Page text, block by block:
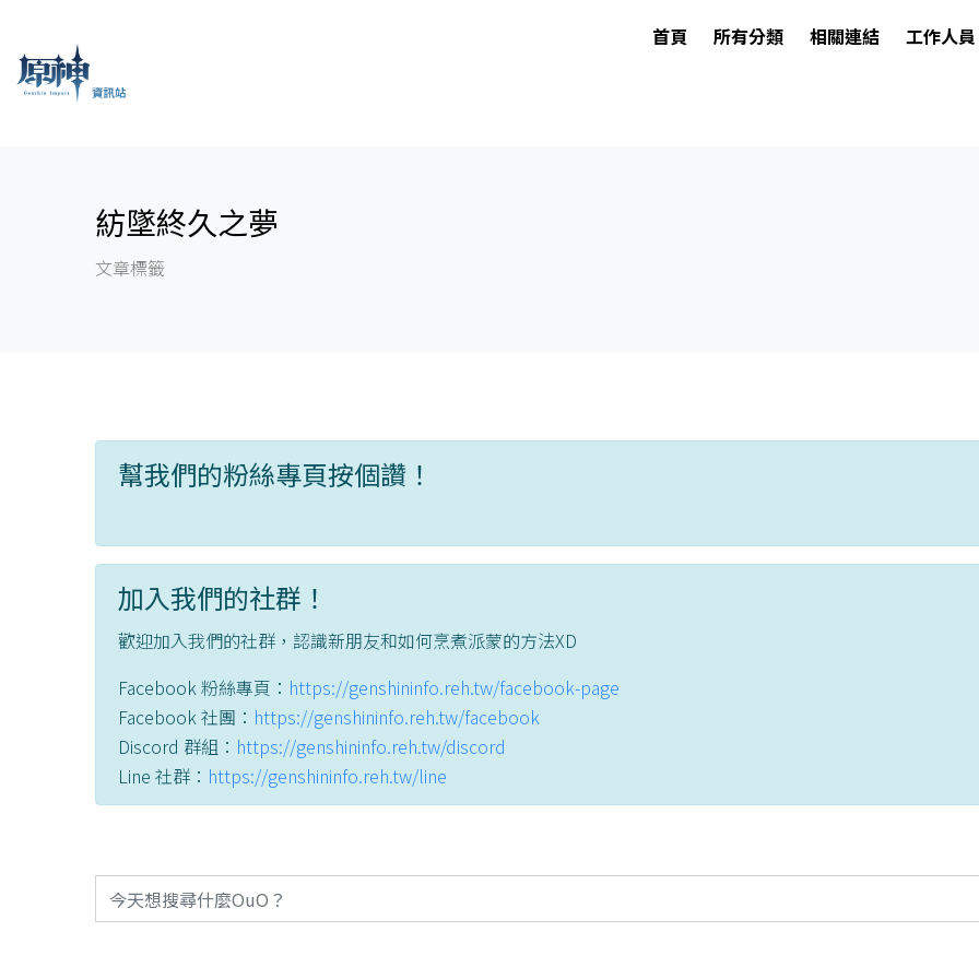
首頁 所有分類 相關連結 工作人員
紡墜終久之夢
文章標籤
幫我們的粉絲專頁按個讚！
加入我們的社群！
歡迎加入我們的社群，認識新朋友和如何烹煮派蒙的方法XD
Facebook 粉絲專頁： https://genshininfo.reh.tw/facebook-page
Facebook 社團： https://genshininfo.reh.tw/facebook
Discord 群組： https://genshininfo.reh.tw/discord
Line 社群： https://genshininfo.reh.tw/line